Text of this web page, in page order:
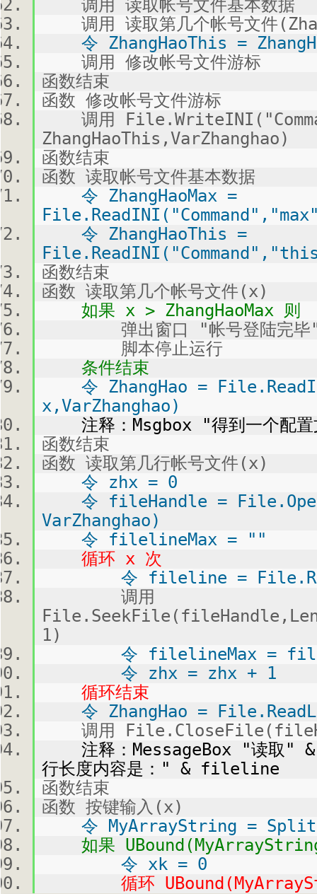
调用 读取帐号文件基本数据
调用 读取第几个帐号文件
令 ZhangHaoThis =
调用 修改帐号文件游标
函数结束
函数 修改帐号文件游标
调用
ZhangHaoThis,VarZhanghao)
函数结束
函数 读取帐号文件基本数据
令 ZhangHaoMax =
令 ZhangHaoThis =
函数结束
函数 读取第几个帐号文件(x)
如果 x > ZhangHaoMax 则
弹出窗口 "帐号登陆完毕
脚本停止运行
条件结束
令 ZhangHao =
x,VarZhanghao)
注释：Msgbox "得到一个配置
函数结束
函数 读取第几行帐号文件(x)
令 zhx = 0
令 fileHandle =
VarZhanghao)
令 filelineMax = ""
循环 x 次
令 fileline =
调用
1)
令 filelineMax =
令 zhx = zhx + 1
循环结束
令 ZhangHao =
调用
注释：MessageBox "读取" &
行长度内容是：" & fileline
函数结束
函数 按键输入(x)
令 MyArrayString =
如果
令 xk = 0
循环